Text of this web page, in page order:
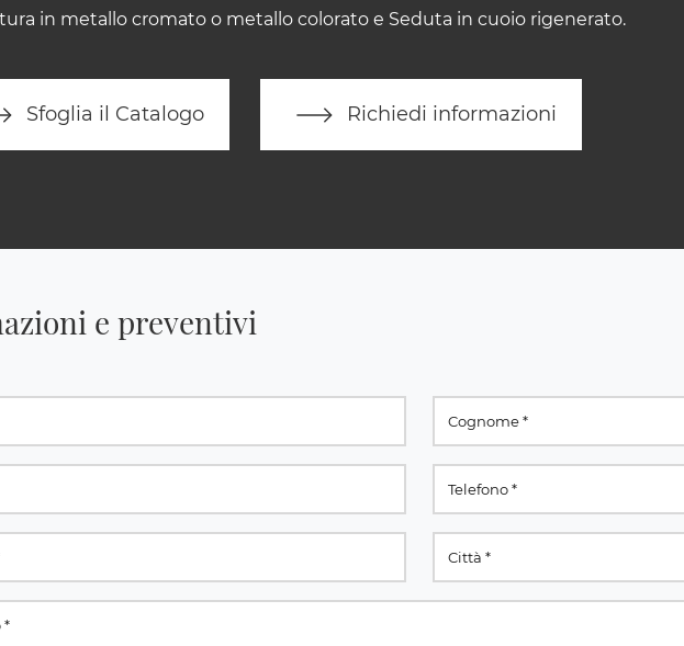
in metallo cromato o metallo colorato e Seduta in cuoio rigenerato.
Sfoglia il Catalogo Richiedi informazioni
e preventivi